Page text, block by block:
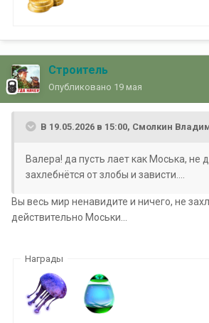
Строитель
Опубликовано 19 мая
В 19.05.2026 в 15:00, Смолкин
Валера! да пусть лает как Моська, не
захлебнётся от злобы и зависти....
Вы весь мир ненавидите и ничего, не
действительно Моськи...
Награды